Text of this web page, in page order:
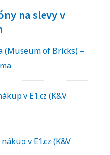
na slevy v
(Museum of Bricks) –
v E1.cz (K&V
v E1.cz (K&V